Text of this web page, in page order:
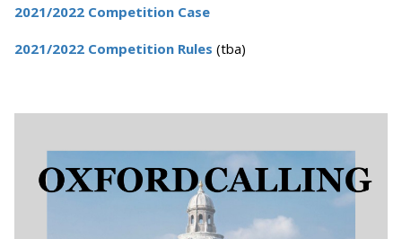
2021/2022 Competition Case
2021/2022 Competition Rules (tba)